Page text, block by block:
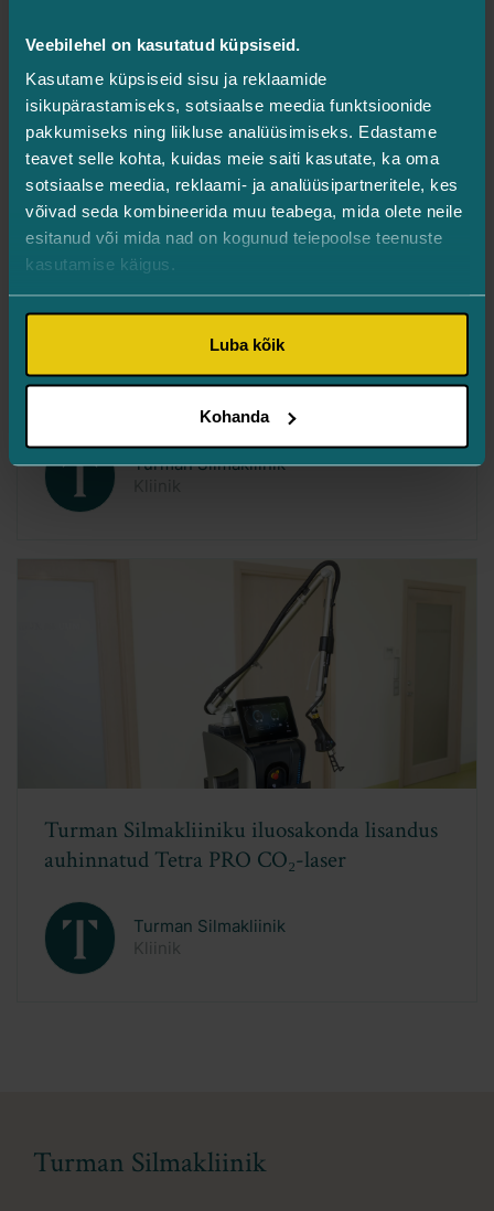
Veebilehel on kasutatud küpsiseid.
Kasutame küpsiseid sisu ja reklaamide
isikupärastamiseks, sotsiaalse meedia funktsioonide
pakkumiseks ning liikluse analüüsimiseks. Edastame
teavet selle kohta, kuidas meie saiti kasutate, ka oma
sotsiaalse meedia, reklaami- ja analüüsipartneritele, kes
võivad seda kombineerida muu teabega, mida olete neile
esitanud või mida nad on kogunud teiepoolse teenuste
kasutamise käigus.
Luba kõik
Kohanda
DEKA praktiline koolitus: fookuses Tetra
Turman Silmakliinik
Silmad reedavad meie harjumusi
Kliinik
Turman Silmakliinik